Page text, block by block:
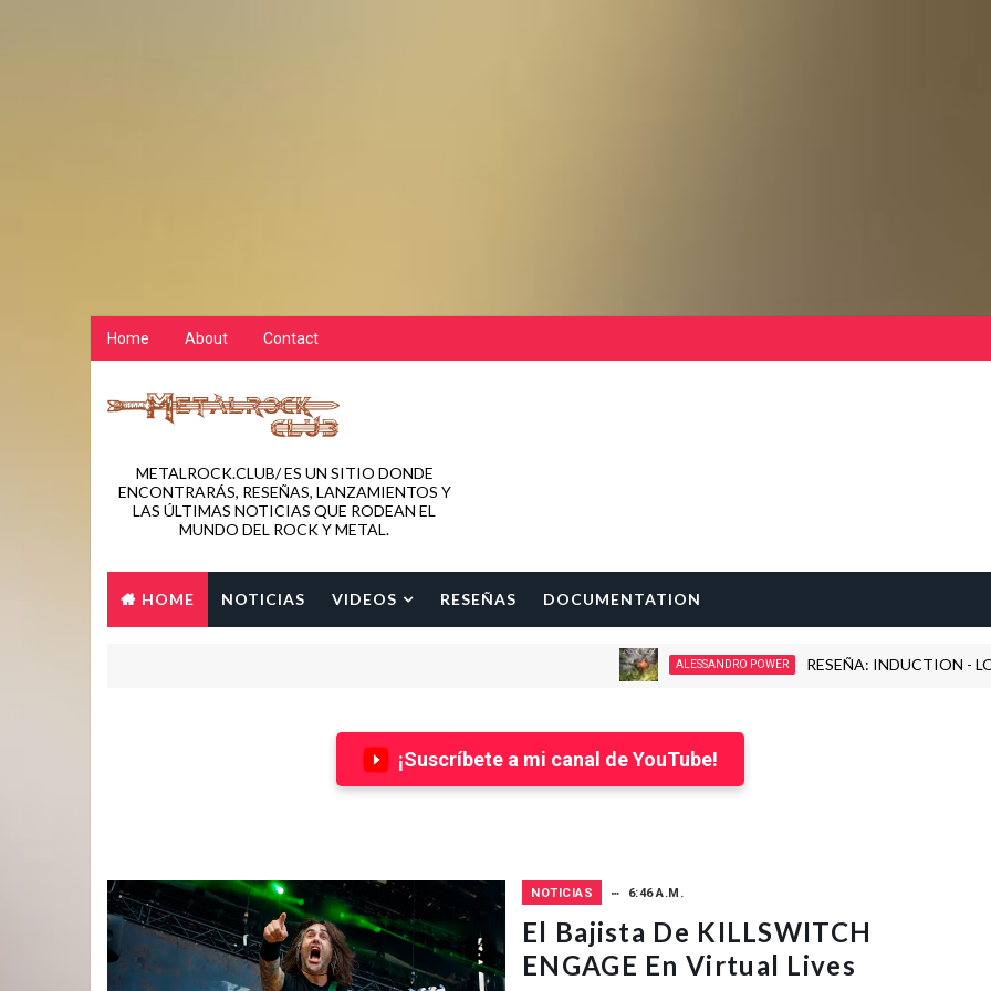
Home About Contact
METALROCK.CLUB/ ES UN SITIO DONDE
ENCONTRARÁS, RESEÑAS, LANZAMIENTOS Y
LAS ÚLTIMAS NOTICIAS QUE RODEAN EL
MUNDO DEL ROCK Y METAL.
HOME NOTICIAS VIDEOS RESEÑAS DOCUMENTATION
ALESSANDRO POWER RESEÑA: INDUCTION - LOVE
¡Suscríbete a mi canal de YouTube!
NOTICIAS 6:46 A.M.
El Bajista De KILLSWITCH
ENGAGE En Virtual Lives